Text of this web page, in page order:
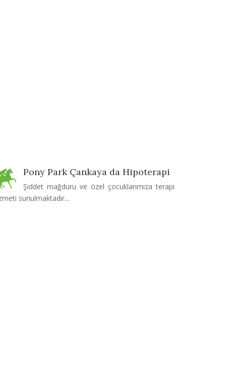
Pony Park Çankaya da Hipoterapi
Şiddet mağduru ve özel çocuklarımıza terapi
sunulmaktadır...